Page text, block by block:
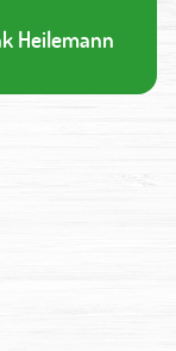
Heilemann